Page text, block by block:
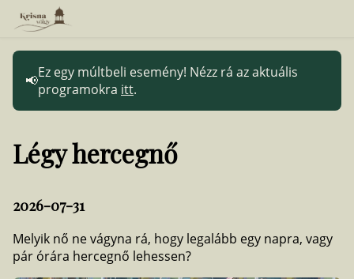
Ez egy múltbeli esemény! Nézz rá az aktuális
programokra itt.
Légy hercegnő
2026-07-31
Melyik nő ne vágyna rá, hogy legalább egy napra, vagy
pár órára hercegnő lehessen?